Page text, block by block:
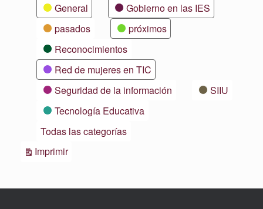
General
Gobierno en las IES
pasados
próximos
Reconocimientos
Red de mujeres en TIC
Seguridad de la información
SIIU
Tecnología Educativa
Todas las categorías
ImprimirVistas